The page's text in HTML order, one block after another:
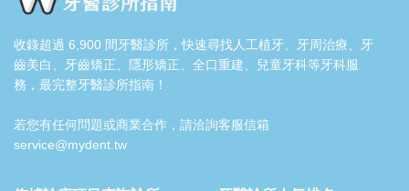
收錄超過 6,900 間牙醫診所，快速尋找人工植牙、牙周治療、牙
齒美白、牙齒矯正、隱形矯正、全口重建、兒童牙科等牙科服
務，最完整牙醫診所指南！
若您有任何問題或商業合作，請洽詢客服信箱
service@mydent.tw